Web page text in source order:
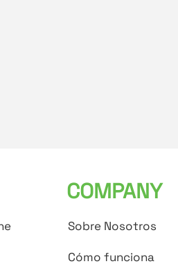
COMPANY
Sobre Nosotros
Cómo funciona